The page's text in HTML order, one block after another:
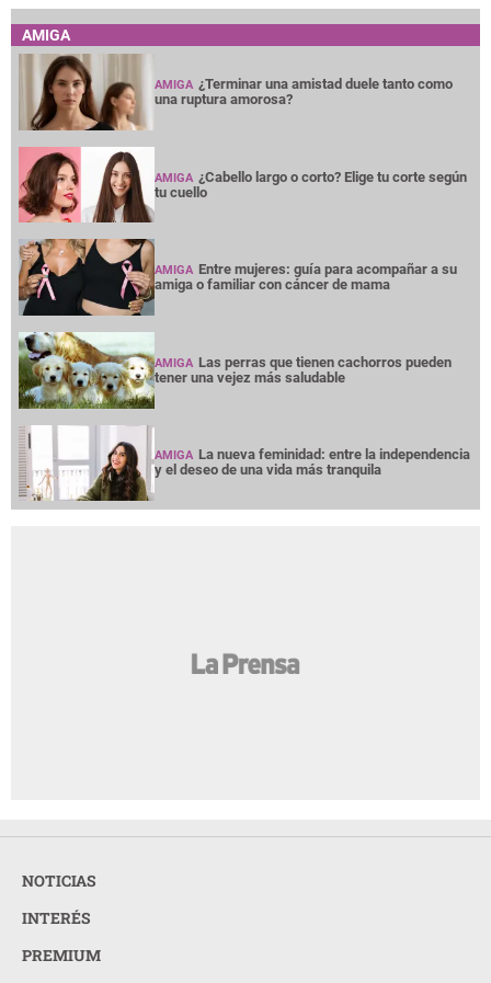
AMIGA
AMIGA ¿Terminar una amistad duele tanto como
una ruptura amorosa?
AMIGA ¿Cabello largo o corto? Elige tu corte según
tu cuello
AMIGA Entre mujeres: guía para acompañar a su
amiga o familiar con cáncer de mama
AMIGA Las perras que tienen cachorros pueden
tener una vejez más saludable
AMIGA La nueva feminidad: entre la independencia
y el deseo de una vida más tranquila
NOTICIAS
INTERÉS
PREMIUM